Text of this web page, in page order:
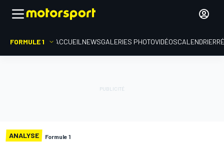
FORMULE 1 ACCUEIL NEWSGALERIES PHOTOVIDÉOSCALENDRIER
ANALYSE Formule 1